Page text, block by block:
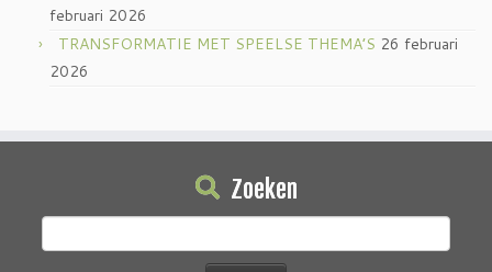
februari 2026
TRANSFORMATIE MET SPEELSE THEMA’S 26 februari
2026
Zoeken